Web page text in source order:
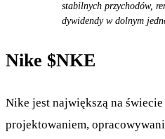
stabilnych przychodów,
dywidendy w dolnym
Nike $NKE
Nike jest największą na
projektowaniem,